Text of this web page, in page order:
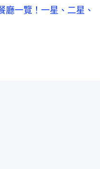
廳一覽！一星、二星、